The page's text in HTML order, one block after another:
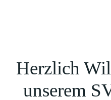
Herzlich
unserem